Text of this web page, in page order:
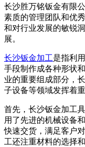
长沙胜万铭钣金有限
素质的管理团队和优
和对行业发展的敏锐
展。
长沙钣金加工是指利
手段制作成各种形状
业的重要组成部分，
子设备等领域发挥着重
首先，长沙钣金加工
用了先进的机械设备
快速交货，满足客户
工还注重材料的选择